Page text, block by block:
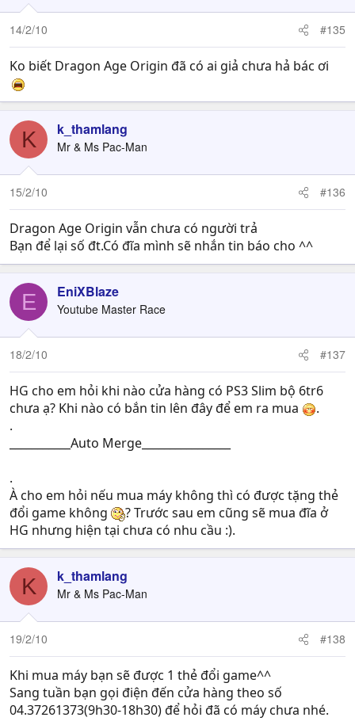
14/2/10 #135
Ko biết Dragon Age Origin đã có ai giả chưa hả bác ơi
K k_thamlang
Mr & Ms Pac-Man
15/2/10 #136
Dragon Age Origin vẫn chưa có người trả
Bạn để lại số đt.Có đĩa mình sẽ nhắn tin báo cho ^^
E EniXBlaze
Youtube Master Race
18/2/10 #137
HG cho em hỏi khi nào cửa hàng có PS3 Slim bộ 6tr6
chưa ạ? Khi nào có bắn tin lên đây để em ra mua
.
.
___________Auto Merge________________
.
À cho em hỏi nếu mua máy không thì có được tặng thẻ
đổi game không
? Trước sau em cũng sẽ mua đĩa ở
HG nhưng hiện tại chưa có nhu cầu :).
K k_thamlang
Mr & Ms Pac-Man
19/2/10 #138
Khi mua máy bạn sẽ được 1 thẻ đổi game^^
Sang tuần bạn gọi điện đến cửa hàng theo số
04.37261373(9h30-18h30) để hỏi đã có máy chưa nhé.